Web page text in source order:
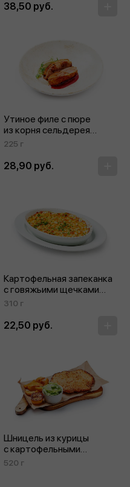
38,50 руб.
Утиное филе с пюре
из корня сельдерея
с ягодным канфи
225 г
28,90 руб.
Картофельная запеканка
с говяжьими щечками
в сливочном
310 г
22,50 руб.
Шницель из курицы
с картофельными
дольками
520 г